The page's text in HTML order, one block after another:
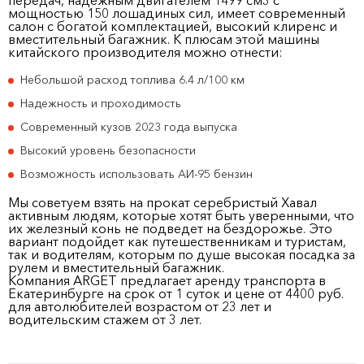
мощностью 150 лошадиных сил, имеет современный
салон с богатой комплектацией, высокий клиренс и
вместительный багажник. К плюсам этой машины
китайского производителя можно отнести:
Небольшой расход топлива 6.4 л/100 км
Надежность и проходимость
Современный кузов 2023 года выпуска
Высокий уровень безопасности
Возможность использовать АИ-95 бензин
Мы советуем взять на прокат серебристый Хавал
активным людям, которые хотят быть уверенными, что
их железный конь не подведет на бездорожье. Это
вариант подойдет как путешественникам и туристам,
так и водителям, которым по душе высокая посадка за
рулем и вместительный багажник.
Компания ARGET предлагает аренду транспорта в
Екатеринбурге на срок от 1 суток и цене от 4400 руб.
для автолюбителей возрастом от 23 лет и
водительским стажем от 3 лет.